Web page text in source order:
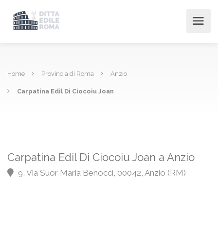
Home Provincia di Roma Anzio
Carpatina Edil Di Ciocoiu Joan
Carpatina Edil Di Ciocoiu Joan a Anzio
9, Via Suor Maria Benocci, 00042, Anzio (RM)